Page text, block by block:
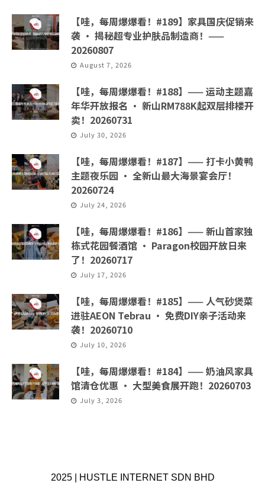
【哇，每周爆爆看！#189】家具国庆促销来
袭 · 揭秘超专业护肤品制造商！——
20260807
August 7, 2026
【哇，每周爆爆看！#188】—— 运动主题嘉
年华开放报名 · 新山RM788K起双层排楼开
卖！20260731
July 30, 2026
【哇，每周爆爆看！#187】—— 打卡小黄鸭
主题夜乐园 · 全新山最大海景宴会厅！
20260724
July 24, 2026
【哇，每周爆爆看！#186】—— 新山首家独
栋式花园餐酒馆 · Paragon校园开放日来
了！20260717
July 17, 2026
【哇，每周爆爆看！#185】—— 人气砂煲菜
进驻AEON Tebrau · 免费DIY亲子活动来
袭！20260710
July 10, 2026
【哇，每周爆爆看！#184】—— 奶油风家具
馆清仓优惠 · 大型美食展开跑！20260703
July 3, 2026
2025 | HUSTLE INTERNET SDN BHD